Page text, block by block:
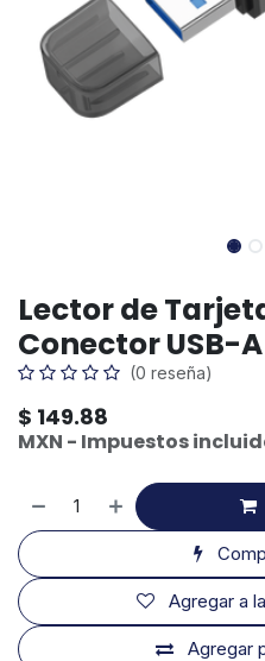
Lector de
Conector USB-
(0 reseña)
$ 149.88
MXN - Impuestos
Agregar
Agregar a